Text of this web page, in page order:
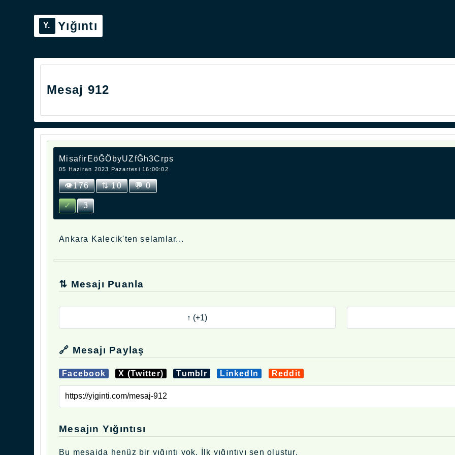
Yığıntı
Mesaj 912
MisafirEöĞÖbyUZfĞh3Crps
05 Haziran 2023 Pazartesi 16:00:02
👁176 ⇅ 10 💬 0
✓ 3
Ankara Kalecik'ten selamlar...
⇅ Mesajı Puanla
🔗 Mesajı Paylaş
Facebook X (Twitter) Tumblr LinkedIn Reddit
Mesajın Yığıntısı
Bu mesajda henüz bir yığıntı yok. İlk yığıntıyı sen oluştur.